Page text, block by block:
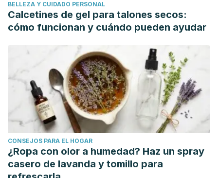
BELLEZA Y CUIDADO PERSONAL
Calcetines de gel para talones secos:
cómo funcionan y cuándo pueden ayudar
CONSEJOS PARA EL HOGAR
¿Ropa con olor a humedad? Haz un spray
casero de lavanda y tomillo para